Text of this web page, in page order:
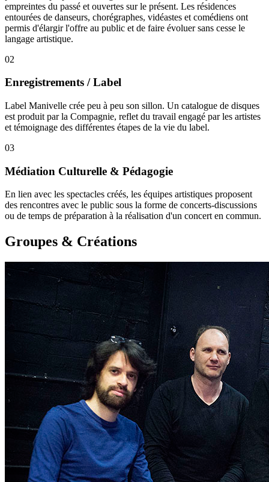
empreintes du passé et ouvertes sur le présent. Les résidences
entourées de danseurs, chorégraphes, vidéastes et comédiens ont
permis d'élargir l'offre au public et de faire évoluer sans cesse le
langage artistique.
02
Enregistrements / Label
Label Manivelle crée peu à peu son sillon. Un catalogue de disques
est produit par la Compagnie, reflet du travail engagé par les artistes
et témoignage des différentes étapes de la vie du label.
03
Médiation Culturelle & Pédagogie
En lien avec les spectacles créés, les équipes artistiques proposent
des rencontres avec le public sous la forme de concerts-discussions
ou de temps de préparation à la réalisation d'un concert en commun.
Groupes & Créations